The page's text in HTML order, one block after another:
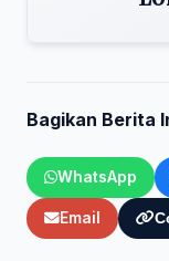
Bagikan Berita
WhatsApp
Email